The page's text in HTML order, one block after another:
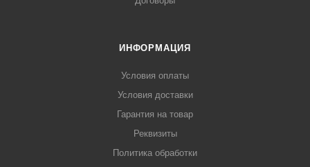
ИНФОРМАЦИЯ
Условия оплаты
Условия доставки
Гарантия на товар
Реквизиты
Политика обработки